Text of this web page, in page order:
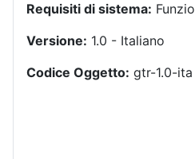
Requisiti di sistema:
Versione: 1.0 - Italiano
Codice Oggetto: gtr-1.0-ita